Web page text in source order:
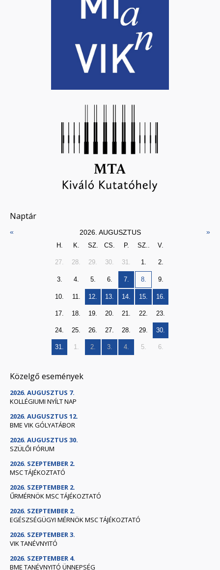
Naptár
« 2026. AUGUSZTUS »
H. K. SZ. CS. P. SZ.. V.
27. 28. 29. 30. 31. 1. 2.
3. 4. 5. 6. 7. 8. 9.
10. 11. 12. 13. 14. 15. 16.
17. 18. 19. 20. 21. 22. 23.
24. 25. 26. 27. 28. 29. 30.
31. 1. 2. 3. 4. 5. 6.
Közelgő események
2026. AUGUSZTUS 7.
KOLLÉGIUMI NYÍLT NAP
2026. AUGUSZTUS 12.
BME VIK GÓLYATÁBOR
2026. AUGUSZTUS 30.
SZÜLŐI FÓRUM
2026. SZEPTEMBER 2.
MSC TÁJÉKOZTATÓ
2026. SZEPTEMBER 2.
ŰRMÉRNÖK MSC TÁJÉKOZTATÓ
2026. SZEPTEMBER 2.
EGÉSZSÉGÜGYI MÉRNÖK MSC TÁJÉKOZTATÓ
2026. SZEPTEMBER 3.
VIK TANÉVNYITÓ
2026. SZEPTEMBER 4.
BME TANÉVNYITÓ ÜNNEPSÉG